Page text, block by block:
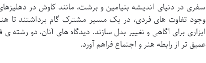
سفری در دنیای اندیشه بنیامین و برشت، مانند کاوش در
وجود تفاوت های فردی، در یک مسیر مشترک گام برداشتند تا
ابزاری برای آگاهی و تغییر بدل سازند. دیدگاه های آنان، دو
عمیق تر از رابطه هنر و اجتماع فراهم آورد.